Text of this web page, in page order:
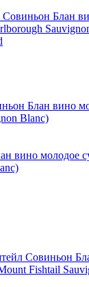
Блан
вино молодое